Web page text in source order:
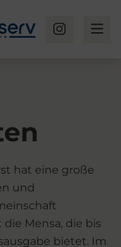
hat eine große
und
Mensa, die bis
bietet. Im